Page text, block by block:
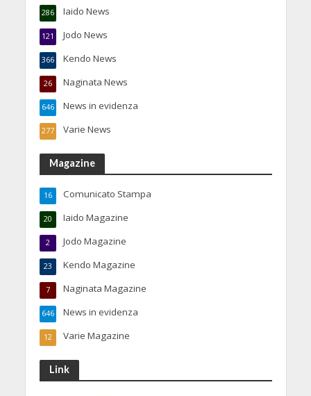
Iaido News
286
Jodo News
121
Kendo News
366
Naginata News
26
News in evidenza
646
Varie News
277
Magazine
Comunicato Stampa
16
Iaido Magazine
20
Jodo Magazine
2
Kendo Magazine
23
Naginata Magazine
7
News in evidenza
646
Varie Magazine
12
Link